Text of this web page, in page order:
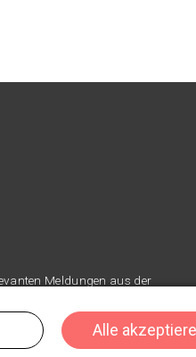
Meldungen aus der